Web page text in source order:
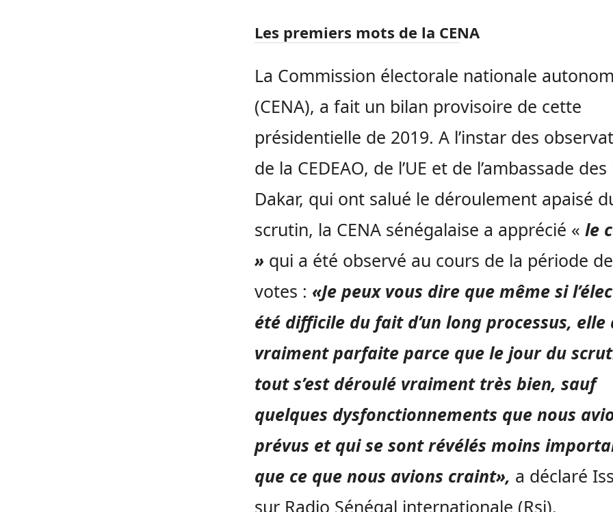
Les premiers mots de la CENA
La Commission électorale nationale
(CENA), a fait un bilan provisoire de cette
présidentielle de 2019. A l’instar des
de la CEDEAO, de l’UE et de l’ambassade des
Dakar, qui ont salué le déroulement apaisé
scrutin, la CENA sénégalaise a apprécié « le
» qui a été observé au cours de la période
votes : «Je peux vous dire que même si
été difficile du fait d’un long processus, elle
vraiment parfaite parce que le jour du
tout s’est déroulé vraiment très bien, sauf
quelques dysfonctionnements que nous
prévus et qui se sont révélés moins
que ce que nous avions craint», a déclaré
sur Radio Sénégal internationale (Rsi).